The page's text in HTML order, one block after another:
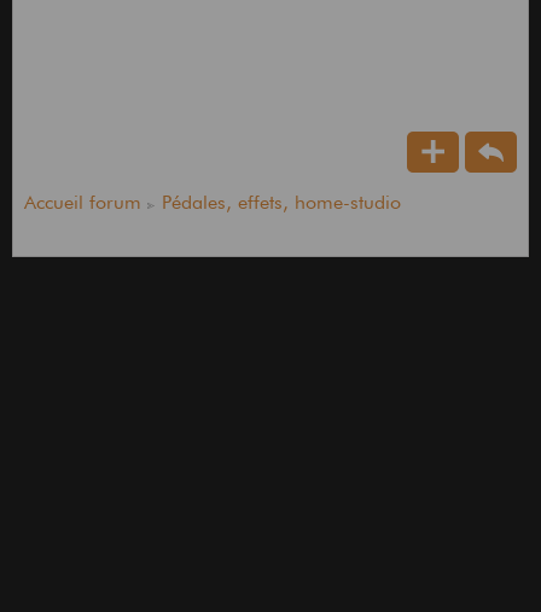
Accueil forum Pédales, effets, home-studio